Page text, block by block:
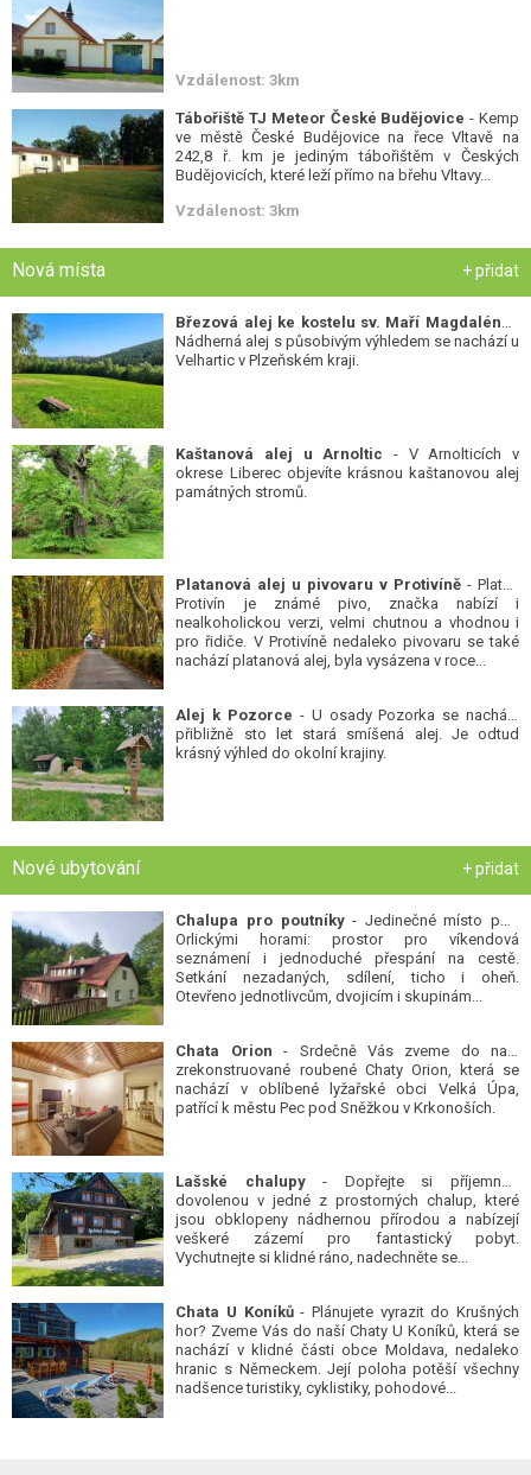
Vzdálenost: 3km
Tábořiště TJ Meteor České Budějovice - Kemp
ve městě České Budějovice na řece Vltavě na
242,8 ř. km je jediným tábořištěm v Českých
Budějovicích, které leží přímo na břehu Vltavy...
Vzdálenost: 3km
Nová místa + přidat
Březová alej ke kostelu sv. Maří Magdalény-
Nádherná alej s působivým výhledem se nachází u
Velhartic v Plzeňském kraji.
Kaštanová alej u Arnoltic - V Arnolticích v
okrese Liberec objevíte krásnou kaštanovou alej
památných stromů.
Platanová alej u pivovaru v Protivíně - Platan
Protivín je známé pivo, značka nabízí i
nealkoholickou verzi, velmi chutnou a vhodnou i
pro řidiče. V Protivíně nedaleko pivovaru se také
nachází platanová alej, byla vysázena v roce...
Alej k Pozorce - U osady Pozorka se nachází
přibližně sto let stará smíšená alej. Je odtud
krásný výhled do okolní krajiny.
Nové ubytování + přidat
Chalupa pro poutníky- Jedinečné místo pod
Orlickými horami: prostor pro víkendová
seznámení i jednoduché přespání na cestě.
Setkání nezadaných, sdílení, ticho i oheň.
Otevřeno jednotlivcům, dvojicím i skupinám...
Chata Orion - Srdečně Vás zveme do naší
zrekonstruované roubené Chaty Orion, která se
nachází v oblíbené lyžařské obci Velká Úpa,
patřící k městu Pec pod Sněžkou v Krkonoších.
Lašské chalupy- Dopřejte si příjemnou
dovolenou v jedné z prostorných chalup, které
jsou obklopeny nádhernou přírodou a nabízejí
veškeré zázemí pro fantastický pobyt.
Vychutnejte si klidné ráno, nadechněte se...
Chata U Koníků- Plánujete vyrazit do Krušných
hor? Zveme Vás do naší Chaty U Koníků, která se
nachází v klidné části obce Moldava, nedaleko
hranic s Německem. Její poloha potěší všechny
nadšence turistiky, cyklistiky, pohodové...